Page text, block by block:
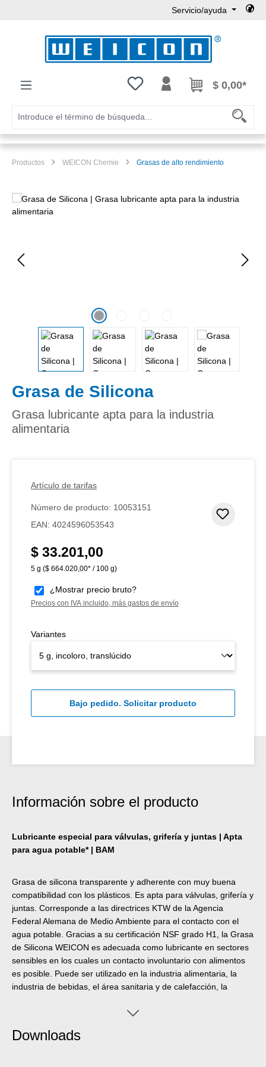
Servicio/ayuda
Tienes 0 artículos en tu lista de
$ 0,00*
Productos WEICON Chemie Grasas de alto rendimiento
Omitir galería de imágenes
Grasa de Silicona
Grasa lubricante apta para la industria
alimentaria
Artículo de tarifas
Número de producto: 10053151
EAN: 4024596053543
Precio normal:
$ 33.201,00
5 g ($ 664.020,00* / 100 g)
¿Mostrar precio bruto?
Precios con IVA incluido, más gastos de envío
Variantes
Bajo pedido. Solicitar producto
Información sobre el producto
Lubricante especial para válvulas, grifería y juntas | Apta
para agua potable* | BAM
Grasa de silicona transparente y adherente con muy buena
compatibilidad con los plásticos. Es apta para válvulas, grifería y
juntas. Corresponde a las directrices KTW de la Agencia
Federal Alemana de Medio Ambiente para el contacto con el
agua potable. Gracias a su certificación NSF grado H1, la Grasa
de Silicona WEICON es adecuada como lubricante en sectores
sensibles en los cuales un contacto involuntario con alimentos
es posible. Puede ser utilizado en la industria alimentaria, la
industria de bebidas, el área sanitaria y de calefacción, la
de silicona WEICON fue aprobada por el instituto BAM y
"Lista de materiales no metálicos para el uso en oxígeno"
Downloads